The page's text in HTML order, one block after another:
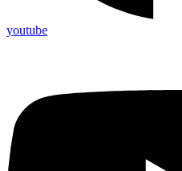
youtube